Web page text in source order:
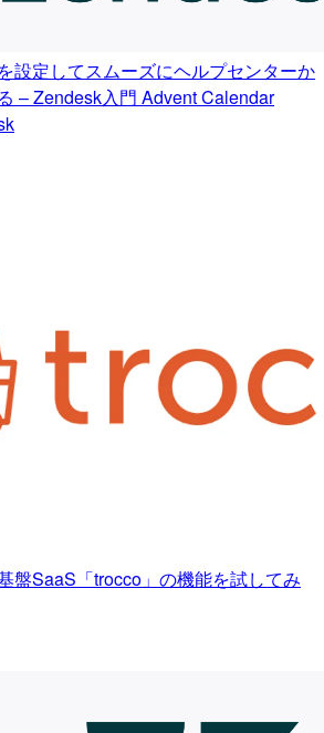
設定してスムーズにヘルプセンターか
– Zendesk入門 Advent Calendar
盤SaaS「trocco」の機能を試してみ